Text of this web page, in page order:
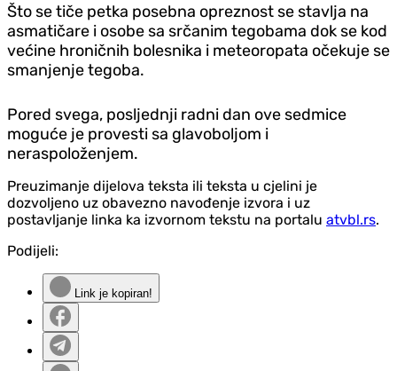
Što se tiče petka posebna opreznost se stavlja na
asmatičare i osobe sa srčanim tegobama dok se kod
većine hroničnih bolesnika i meteoropata očekuje se
smanjenje tegoba.
Pored svega, posljednji radni dan ove sedmice
moguće je provesti sa glavoboljom i
neraspoloženjem.
Preuzimanje dijelova teksta ili teksta u cjelini je
dozvoljeno uz obavezno navođenje izvora i uz
postavljanje linka ka izvornom tekstu na portalu atvbl.rs.
Podijeli:
Link je kopiran!